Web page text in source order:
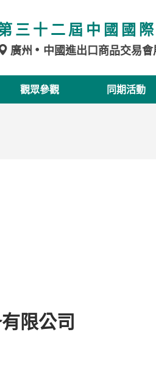
三十二屆中國國
廣州 中國進出口商品交易會
觀眾參觀 同期活動
限公司